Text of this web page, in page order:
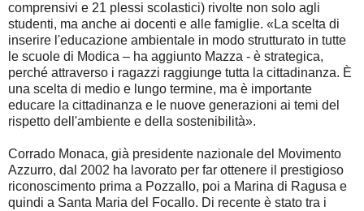
comprensivi e 21 plessi scolastici) rivolte non solo agli
studenti, ma anche ai docenti e alle famiglie. «La scelta di
inserire l'educazione ambientale in modo strutturato in tutte
le scuole di Modica – ha aggiunto Mazza - è strategica,
perché attraverso i ragazzi raggiunge tutta la cittadinanza. È
una scelta di medio e lungo termine, ma è importante
educare la cittadinanza e le nuove generazioni ai temi del
rispetto dell'ambiente e della sostenibilità».
Corrado Monaca, già presidente nazionale del Movimento
Azzurro, dal 2002 ha lavorato per far ottenere il prestigioso
riconoscimento prima a Pozzallo, poi a Marina di Ragusa e
quindi a Santa Maria del Focallo. Di recente è stato tra i